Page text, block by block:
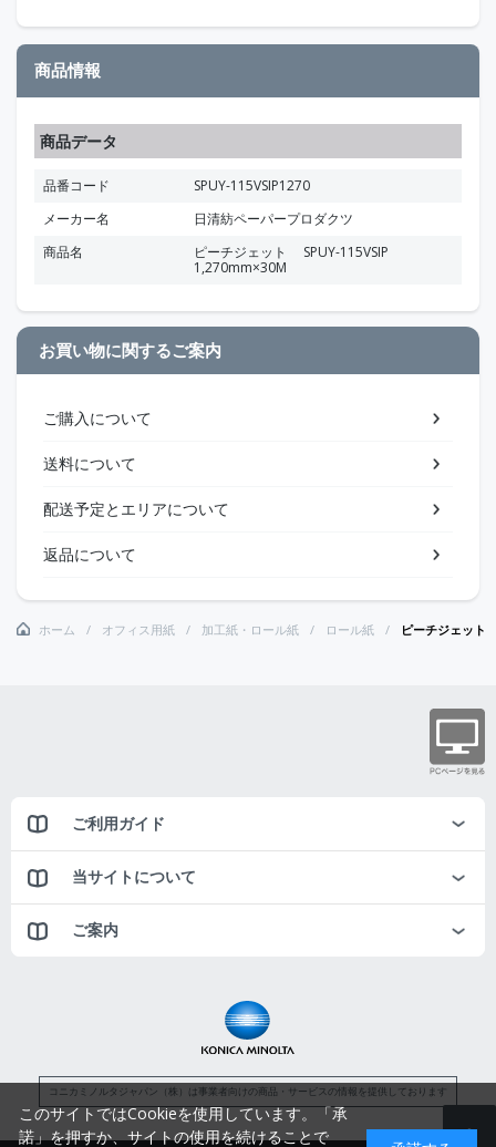
商品情報
商品データ
品番コード
SPUY-115VSIP1270
メーカー名
日清紡ペーパープロダクツ
商品名
ピーチジェット SPUY-115VSIP
1,270mm×30M
お買い物に関するご案内
ご購入について
送料について
配送予定とエリアについて
返品について
ホーム オフィス用紙 加工紙・ロール紙 ロール紙 ピーチジェッ
ご利用ガイド
当サイトについて
ご案内
コニカミノルタジャパン（株）は事業者向けの商品・サービスの情報を提供しております
このサイトではCookieを使用しています。「承
諾」を押すか、サイトの使用を続けることで